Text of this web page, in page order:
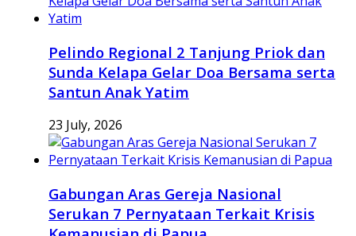
Pelindo Regional 2 Tanjung Priok dan
Sunda Kelapa Gelar Doa Bersama serta
Santun Anak Yatim
23 July, 2026
Gabungan Aras Gereja Nasional
Serukan 7 Pernyataan Terkait Krisis